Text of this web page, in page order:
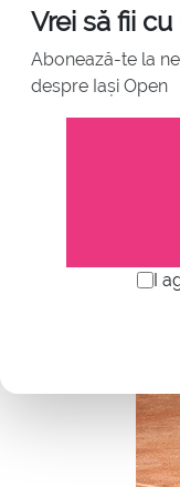
Vrei să fii
Abonează-te la
despre Iași Open
I
6-2,
Iași